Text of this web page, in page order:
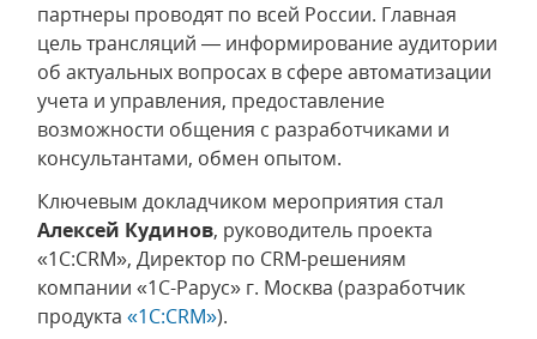
партнеры проводят по всей России. Главная
цель трансляций — информирование аудитории
об актуальных вопросах в сфере автоматизации
учета и управления, предоставление
возможности общения с разработчиками и
консультантами, обмен опытом.
Ключевым докладчиком мероприятия стал
Алексей Кудинов, руководитель проекта
«1С:CRM», Директор по CRM-решениям
компании «1С-Рарус» г. Москва (разработчик
продукта «1С:CRM»).